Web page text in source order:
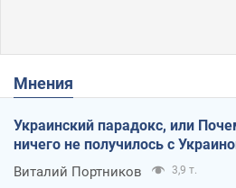
Мнения
Украинский парадокс, или
ничего не получилось с
Виталий Портников 3,9 т.